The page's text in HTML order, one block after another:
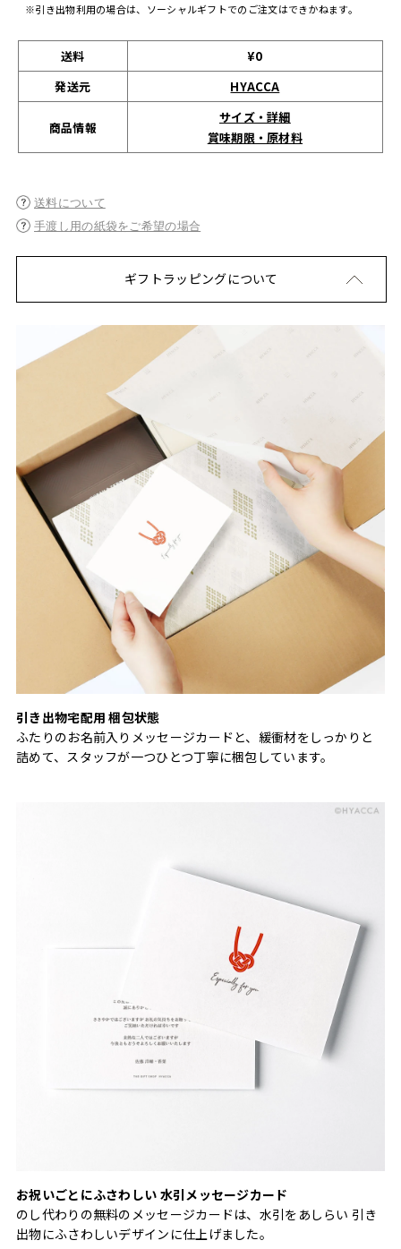
※引き出物利用の場合は、ソーシャルギフトでのご注文はできかねます。
送料
¥0
発送元
HYACCA
商品情報
サイズ・詳細
賞味期限・原材料
送料について
手渡し用の紙袋をご希望の場合
ギフトラッピングについて
引き出物宅配用 梱包状態
ふたりのお名前入りメッセージカードと、緩衝材をしっかりと
詰めて、スタッフが一つひとつ丁寧に梱包しています。
お祝いごとにふさわしい 水引メッセージカード
のし代わりの無料のメッセージカードは、水引をあしらい 引き
出物にふさわしいデザインに仕上げました。